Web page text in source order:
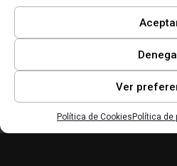
Ver
Política de Cookies Política de
Esto es TODO debes saber
Industria 4.0 de Cámara
Inicio Mi lista